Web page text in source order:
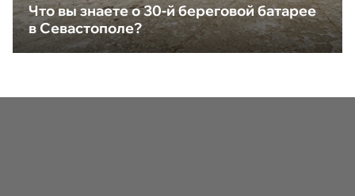
Что вы знаете о 30-й береговой батарее
в Севастополе?